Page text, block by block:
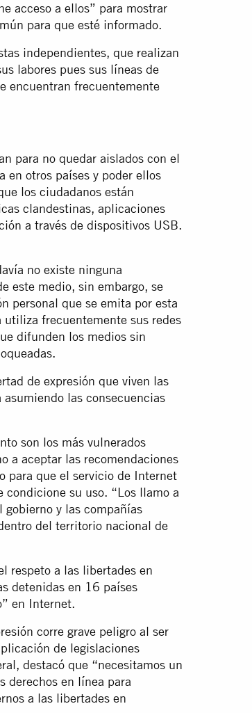
acceso a ellos” para mostrar
para que esté informado.
independientes, que realizan
labores pues sus líneas de
encuentran frecuentemente
para no quedar aislados con el
en otros países y poder ellos
los ciudadanos están
clandestinas, aplicaciones
a través de dispositivos USB.
no existe ninguna
este medio, sin embargo, se
personal que se emita por esta
frecuentemente sus redes
difunden los medios sin
de expresión que viven las
las consecuencias
son los más vulnerados
a aceptar las recomendaciones
para que el servicio de Internet
su uso. “Los llamo a
gobierno y las compañías
del territorio nacional de
respeto a las libertades en
detenidas en 16 países
en Internet.
corre grave peligro al ser
de legislaciones
destacó que “necesitamos un
derechos en línea para
a las libertades en